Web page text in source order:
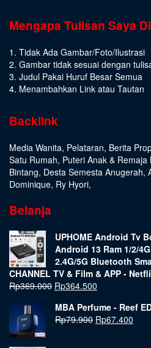
Mengapa Tulisan Saya
1. Tidak Ada Gambar/Foto/Ilustrasi
2. Gambar tidak sesuai dengan
3. Judul Pakai Huruf Besar Semua
4. Menambahkan Link atau Tautan
Backlink
Media Wanita, Pelataran, Berita
Satu Rumah, Puteri Anak & Remaja
Bintang, Desta Semesta Anugerah,
Dominique, Ry Hyori,
Belanja
UPHOME Android Tv
Android 13 Ram 1/2/
2.4G/5G Bluetooth
CHANNEL TV & Film & APP -
Rp369.000 Rp364.500
MBA Perfume - Reef
Rp79.900 Rp67.400